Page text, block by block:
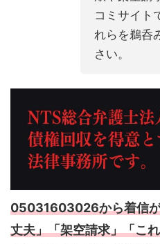
コミサイト
れらを鵜呑
さい。
05031603026から着信
丈夫」「架空請求」「こ